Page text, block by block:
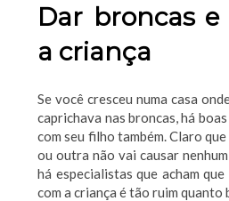
Dar broncas
a criança
Se você cresceu numa casa
caprichava nas broncas, há
com seu filho também. Claro
ou outra não vai causar
há especialistas que acham
com a criança é tão ruim quanto